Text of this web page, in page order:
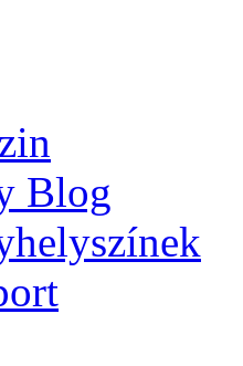
Blog